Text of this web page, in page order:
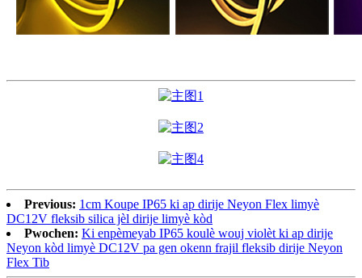
Previous: 1cm Koupe IP65 ki ap dirije Neyon Flex limyè
DC12V fleksib silica jèl dirije limyè kòd
Pwochen: Ki enpèmeyab IP65 koulè wouj violèt ki ap dirije
Neyon kòd limyè DC12V pa gen okenn frajil fleksib dirije Neyon
Flex Tib